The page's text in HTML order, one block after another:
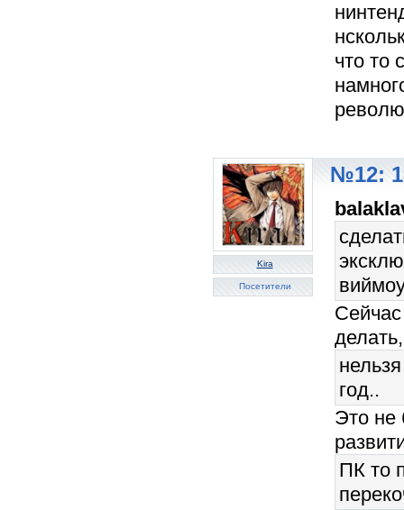
что то
Kira
Посетители
№12:
год..
Это не
ПК то